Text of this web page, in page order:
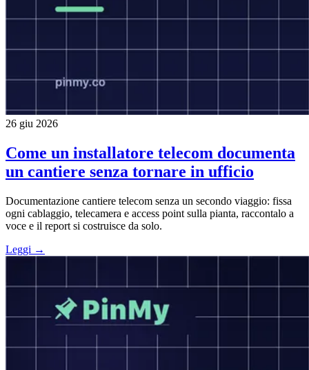
26 giu 2026
Come un installatore telecom documenta
un cantiere senza tornare in ufficio
Documentazione cantiere telecom senza un secondo viaggio: fissa
ogni cablaggio, telecamera e access point sulla pianta, raccontalo a
voce e il report si costruisce da solo.
Leggi →